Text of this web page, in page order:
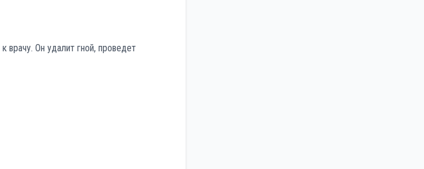
врачу. Он удалит гной, проведет